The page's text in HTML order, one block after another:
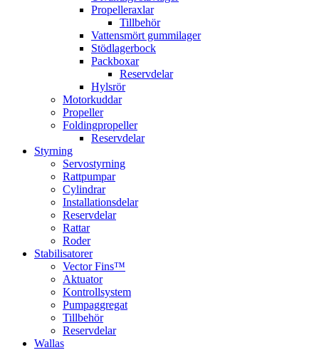
Propelleraxlar
Tillbehör
Vattensmört gummilager
Stödlagerbock
Packboxar
Reservdelar
Hylsrör
Motorkuddar
Propeller
Foldingpropeller
Reservdelar
Styrning
Servostyrning
Rattpumpar
Cylindrar
Installationsdelar
Reservdelar
Rattar
Roder
Stabilisatorer
Vector Fins™
Aktuator
Kontrollsystem
Pumpaggregat
Tillbehör
Reservdelar
Wallas